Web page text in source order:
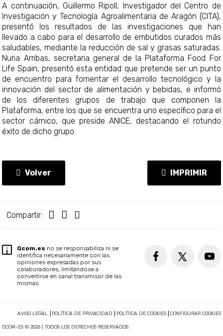
A continuación, Guillermo Ripoll, Investigador del Centro de
Investigación y Tecnología Agroalimentaria de Aragón (CITA),
presentó los resultados de las investigaciones que han
llevado a cabo para el desarrollo de embutidos curados más
saludables, mediante la reducción de sal y grasas saturadas.
Nuria Arribas, secretaria general de la Plataforma Food For
Life Spain, presentó esta entidad que pretende ser un punto
de encuentro para fomentar el desarrollo tecnológico y la
innovación del sector de alimentación y bebidas, e informó
de los diferentes grupos de trabajo que componen la
Plataforma, entre los que se encuentra uno específico para el
sector cárnico, que preside ANICE, destacando el rotundo
éxito de dicho grupo.
Volver IMPRIMIR
Compartir:
Qcom.es no se responsabiliza ni se
identifica necesariamente con las
opiniones expresadas por sus
colaboradores, limitándose a
convertirse en canal transmisor de las
mismas
AVISO LEGAL POLÍTICA DE PRIVACIDAD POLÍTICA DE COOKIES CONFIGURAR COOKIES
QCOM-ES © 2026 | TODOS LOS DERECHOS RESERVADOS